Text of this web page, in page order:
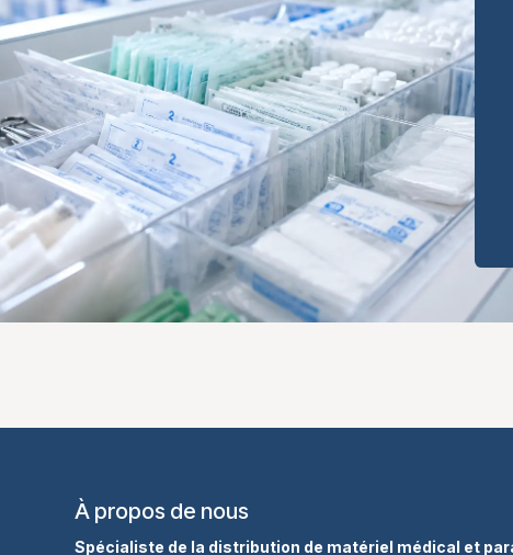
À propos de nous
Spécialiste de la distribution de matériel médical et